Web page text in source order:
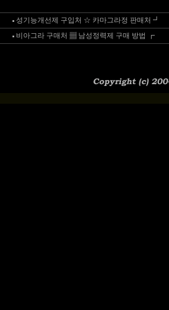
성기능개선제 구입처 ☆ 카마그라정 판매처 ┛
비아그라 구매처 ▦ 남성정력제 구매 방법 ┏